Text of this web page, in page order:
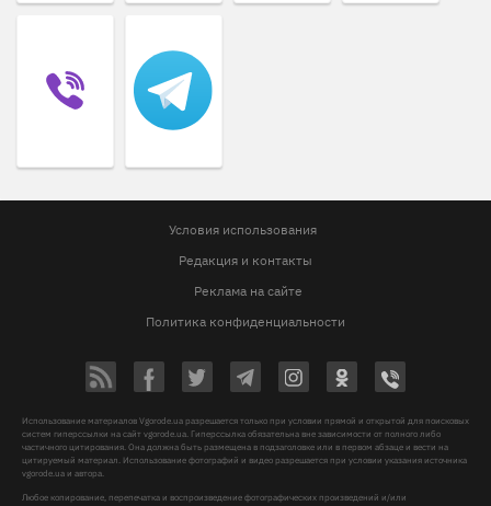
Условия использования
Редакция и контакты
Реклама на сайте
Политика конфиденциальности
Использование материалов Vgorode.ua разрешается только при условии прямой и открытой для поисковых
систем гиперссылки на сайт vgorode.ua. Гиперссылка обязательна вне зависимости от полного либо
частичного цитирования. Она должна быть размещена в подзаголовке или в первом абзаце и вести на
цитируемый материал. Использование фотографий и видео разрешается при условии указания источника
vgorode.ua и автора.
Любое копирование, перепечатка и воспроизведение фотографических произведений и/или